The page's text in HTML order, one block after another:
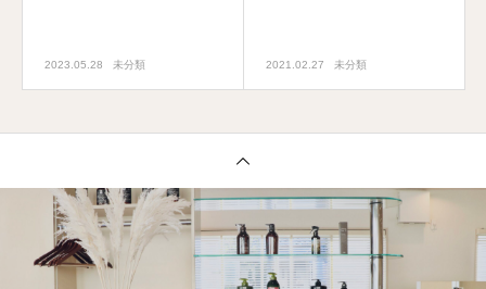
2023.05.28 未分類 2021.02.27 未分類